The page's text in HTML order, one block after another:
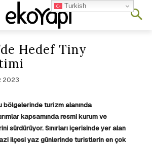
Hedef Tiny
2023
bölgelerinde turizm alanında
kapsamında resmi kurum ve
sürdürüyor.Sınırları içerisinde yer alan
ilçesi yaz günlerinde turistlerin en çok
Turkish